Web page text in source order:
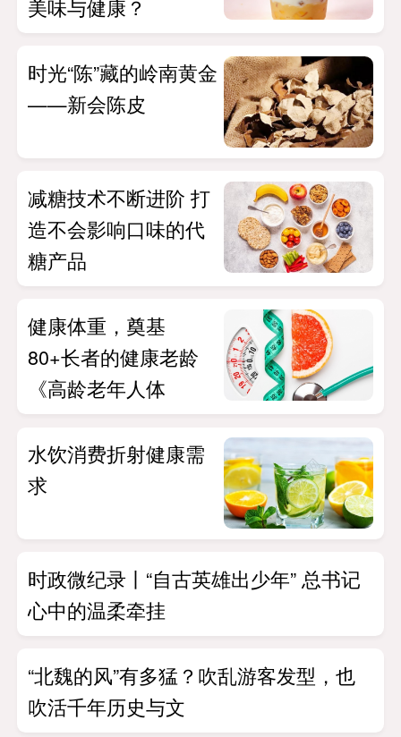
美味与健康？
时光“陈”藏的岭南黄金
——新会陈皮
减糖技术不断进阶 打
造不会影响口味的代
糖产品
健康体重，奠基
80+长者的健康老龄
《高龄老年人体
水饮消费折射健康需
求
时政微纪录丨“自古英雄出少年” 总书记
心中的温柔牵挂
“北魏的风”有多猛？吹乱游客发型，也
吹活千年历史与文